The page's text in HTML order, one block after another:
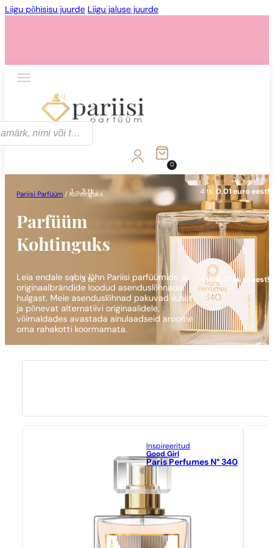
Liigu põhisisu juurde Liigu jaluse juurde
1 - 3 tk.
1 - 3 tk. 4 tk. 0,01 euro eest!
1 - 3 tk. 4 tk. 0,01 euro eest!
0
Pariisi Parfüüm / Kohtinguks
Parfüüm
Kohtinguks
Leia endale sobiv lõhn Pariisi parfüümide ja
originaalbrändide loodud asenduslõhnade
hulgast. Meie asenduslõhnad pakuvad ilusat
ja põnevat alternatiivi originaalidele,
võimaldades avastada ainulaadseid aroome
oma rahakotti koormamata.
Inspireeritud
Good Girl
Paris Perfumes N° 340